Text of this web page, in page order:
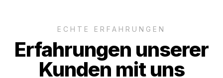
ECHTE ERFAHRUNGEN
Erfahrungen unserer
Kunden mit uns